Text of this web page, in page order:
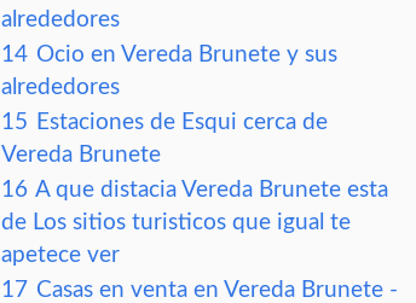
alrededores
14 Ocio en Vereda Brunete y sus
alrededores
15 Estaciones de Esqui cerca de
Vereda Brunete
16 A que distacia Vereda Brunete esta
de Los sitios turisticos que igual te
apetece ver
17 Casas en venta en Vereda Brunete -